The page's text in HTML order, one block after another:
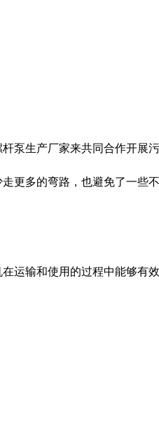
生产厂家来共同合作开展
更多的弯路，也避免了一些
运输和使用的过程中能够有效